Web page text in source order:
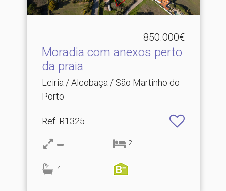
850.000€
Moradia com anexos perto
da praia
Leiria / Alcobaça / São Martinho do
Porto
Ref: R1325
2
4